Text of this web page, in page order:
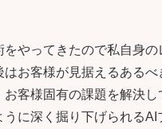
をやってきたので私自身の
はお客様が見据えるあるべ
お客様固有の課題を解決し
うに深く掘り下げられるAI